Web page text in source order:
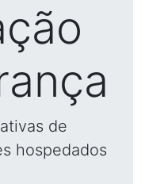
de
hospedados